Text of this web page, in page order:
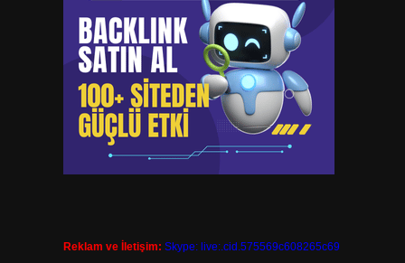
Reklam ve İletişim: Skype: live:.cid.575569c608265c69